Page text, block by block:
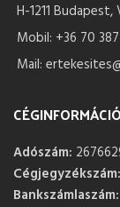
H-1211
Mobil: +36 70
Mail:
CÉGINFORMÁCIÓ
Adószám:
Cégjegyzékszám:
Bankszámlaszám: